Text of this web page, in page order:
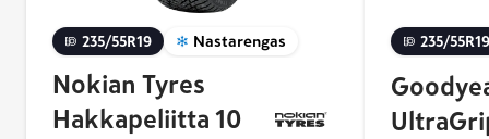
235/55R19 Nastarengas
Nokian Tyres
Hakkapeliitta 10
235/55R19